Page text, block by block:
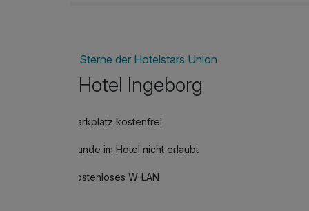
pro Zimmer
Strauß rote Rosen
Wein rosé, weiß, rot 0,2l
pro Stück (0 )
Sterne der Hotelstars Union
Hotel Ingeborg
Parkplatz kostenfrei
Hunde im Hotel nicht erlaubt
Kostenloses W-LAN